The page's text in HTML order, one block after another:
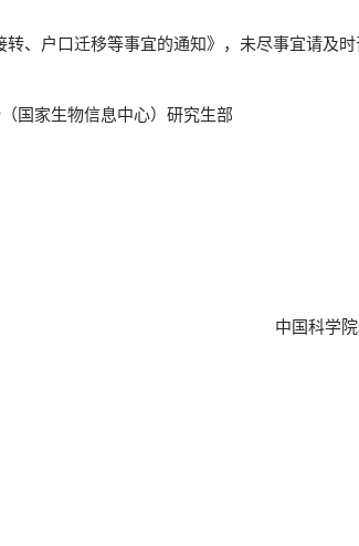
、户口迁移等事宜的通知》，未尽事宜请及时
国家生物信息中心）研究生部
中国科学院